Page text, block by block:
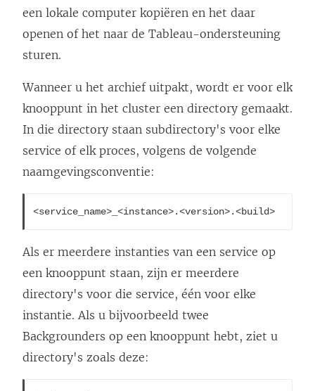
een lokale computer kopiëren en het daar
openen of het naar de Tableau-ondersteuning
sturen.
Wanneer u het archief uitpakt, wordt er voor elk
knooppunt in het cluster een directory gemaakt.
In die directory staan subdirectory's voor elke
service of elk proces, volgens de volgende
naamgevingsconventie:
<service_name>_<instance>.<version>.<build>
Als er meerdere instanties van een service op
een knooppunt staan, zijn er meerdere
directory's voor die service, één voor elke
instantie. Als u bijvoorbeeld twee
Backgrounders op een knooppunt hebt, ziet u
directory's zoals deze: